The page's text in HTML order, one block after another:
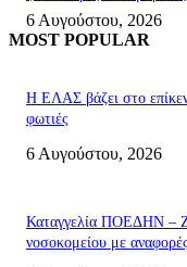
6 Αυγούστου, 2026
MOST POPULAR
Η ΕΛΑΣ βάζει στο
φωτιές
6 Αυγούστου, 2026
Καταγγελία ΠΟΕΔΗΝ –
νοσοκομείου με